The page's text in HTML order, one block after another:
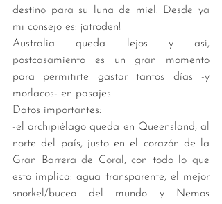
destino para su luna de miel. Desde ya
mi consejo es: ¡atroden!
Australia queda lejos y así,
postcasamiento es un gran momento
para permitirte gastar tantos días -y
morlacos- en pasajes.
Datos importantes:
-el archipiélago queda en Queensland, al
norte del país, justo en el corazón de la
Gran Barrera de Coral, con todo lo que
esto implica: agua transparente, el mejor
snorkel/buceo del mundo y Nemos